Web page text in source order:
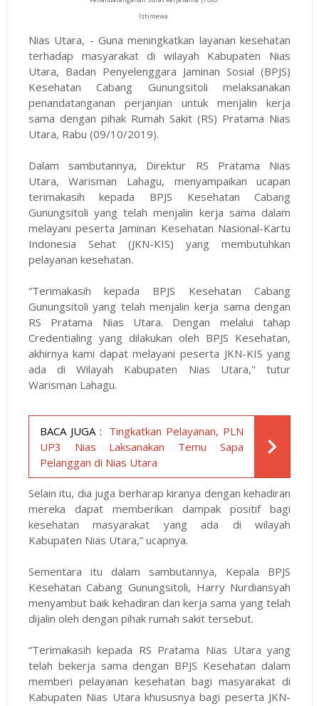
Istimewa
Nias Utara, - Guna meningkatkan layanan kesehatan
terhadap masyarakat di wilayah Kabupaten Nias
Utara, Badan Penyelenggara Jaminan Sosial (BPJS)
Kesehatan Cabang Gunungsitoli melaksanakan
penandatanganan perjanjian untuk menjalin kerja
sama dengan pihak Rumah Sakit (RS) Pratama Nias
Utara, Rabu (09/10/2019).
Dalam sambutannya, Direktur RS Pratama Nias
Utara, Warisman Lahagu, menyampaikan ucapan
terimakasih kepada BPJS Kesehatan Cabang
Gunungsitoli yang telah menjalin kerja sama dalam
melayani peserta Jaminan Kesehatan Nasional-Kartu
Indonesia Sehat (JKN-KIS) yang membutuhkan
pelayanan kesehatan.
“Terimakasih kepada BPJS Kesehatan Cabang
Gunungsitoli yang telah menjalin kerja sama dengan
RS Pratama Nias Utara. Dengan melalui tahap
Credentialing yang dilakukan oleh BPJS Kesehatan,
akhirnya kami dapat melayani peserta JKN-KIS yang
ada di Wilayah Kabupaten Nias Utara," tutur
Warisman Lahagu.
BACA JUGA : Tingkatkan Pelayanan, PLN
UP3 Nias Laksanakan Temu Sapa
Pelanggan di Nias Utara
Selain itu, dia juga berharap kiranya dengan kehadiran
mereka dapat memberikan dampak positif bagi
kesehatan masyarakat yang ada di wilayah
Kabupaten Nias Utara,” ucapnya.
Sementara itu dalam sambutannya, Kepala BPJS
Kesehatan Cabang Gunungsitoli, Harry Nurdiansyah
menyambut baik kehadiran dan kerja sama yang telah
dijalin oleh dengan pihak rumah sakit tersebut.
“Terimakasih kepada RS Pratama Nias Utara yang
telah bekerja sama dengan BPJS Kesehatan dalam
memberi pelayanan kesehatan bagi masyarakat di
Kabupaten Nias Utara khususnya bagi peserta JKN-